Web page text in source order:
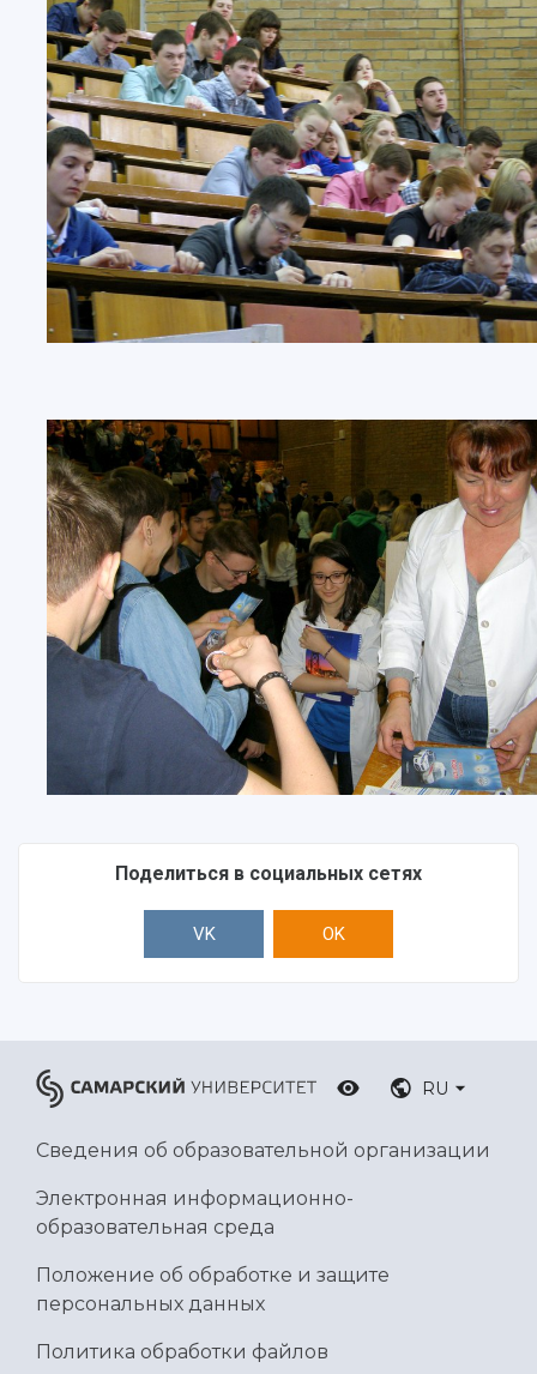
Поделиться в социальных сетях
VK OK
RU
Сведения об образовательной организации
Электронная информационно-
образовательная среда
Положение об обработке и защите
персональных данных
Политика обработки файлов